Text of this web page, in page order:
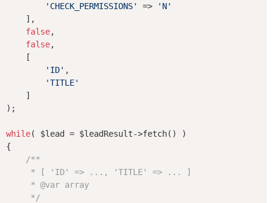
'CHECK_PERMISSIONS' =>
'N'
    ],
false,
false,
    [
'ID' ,
'TITLE'
    ]
);
while( $lead = $leadResult->fetch() )
{
/**
     * [ 'ID' => ..., 'TITLE' => ... ]
     *
@var array
     */